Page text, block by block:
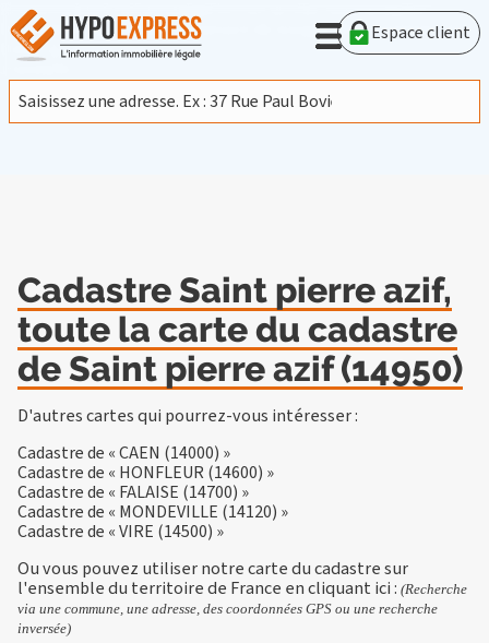
En poursuivant votre navigation sur ce site, vous acceptez
l'utilisation de cookies provenant de Google afin d'analyser le
trafic.En savoir plus
J'accepte
Espace client
Cadastre Saint pierre azif,
toute la carte du cadastre
de Saint pierre azif (14950)
D'autres cartes qui pourrez-vous intéresser :
Cadastre de « CAEN (14000) »
Cadastre de « HONFLEUR (14600) »
Cadastre de « FALAISE (14700) »
Cadastre de « MONDEVILLE (14120) »
Cadastre de « VIRE (14500) »
Ou vous pouvez utiliser notre carte du cadastre sur
l'ensemble du territoire de France encliquant ici: (Recherche
via une commune, une adresse, des coordonnées GPS ou une recherche
inversée)